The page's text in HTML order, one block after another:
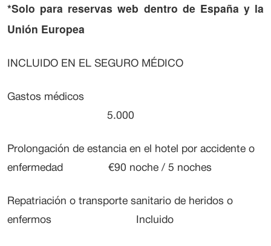
*Solo para reservas web dentro de España y la
Unión Europea
INCLUIDO EN EL SEGURO MÉDICO
Gastos médicos
5.000
Prolongación de estancia en el hotel por accidente o
enfermedad €90 noche / 5 noches
Repatriación o transporte sanitario de heridos o
enfermos Incluido